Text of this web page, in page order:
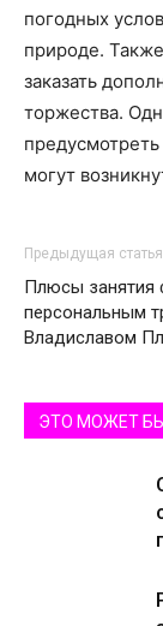
погодных
природе.
заказать
торжества.
могут
Предыдущая статья
Плюсы занятия
персональным
Владиславом
ЭТО МОЖЕТ